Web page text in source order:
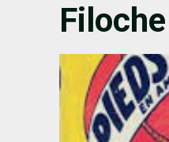
Filoche